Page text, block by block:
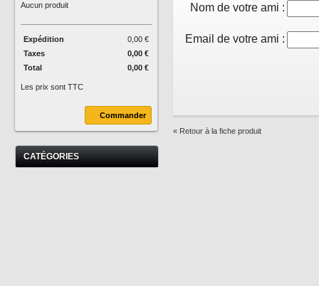
Nom de votre ami :
Email de votre ami :
« Retour à la fiche produit
Aucun produit
Expédition
0,00 €
Taxes
0,00 €
Total
0,00 €
Les prix sont TTC
Commander
CATÉGORIES